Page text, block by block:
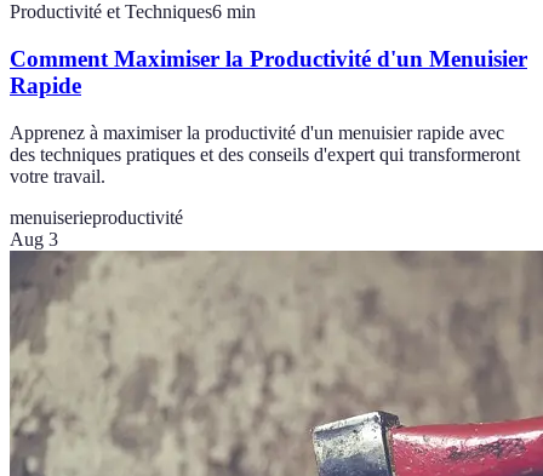
Productivité et Techniques6 min
Comment Maximiser la Productivité d'un Menuisier
Rapide
Apprenez à maximiser la productivité d'un menuisier rapide avec
des techniques pratiques et des conseils d'expert qui transformeront
votre travail.
menuiserieproductivité
Aug 3